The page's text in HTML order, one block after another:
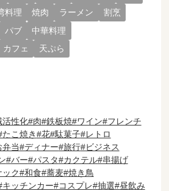
料理 焼肉 ラーメン
割烹
パブ
中華料理
カフェ 天ぷら
活性化 肉 鉄板焼 ワイン フレンチ
たこ焼き 花 駄菓子 レトロ
弁当 ディナー 旅行 ビジネス
バー パスタ カクテル 串揚げ
ク 和食 蕎麦 焼き鳥
キッチンカー コスプレ 抽選 昼飲み